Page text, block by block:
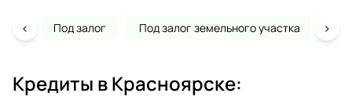
Под залог Под залог земельного участка
‹ ›
Кредиты вКрасноярске: